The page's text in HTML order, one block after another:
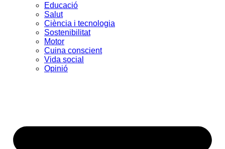
Educació
Salut
Ciència i tecnologia
Sostenibilitat
Motor
Cuina conscient
Vida social
Opinió